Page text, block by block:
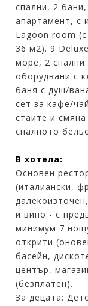
спални, 2
апартамент, с
Lagoon room
36 м2). 9
море, 2 спални
оборудвани с
баня с душ/
сет за кафе/
стаите и
спалното
В хотела:
Основен
(италиански,
и вино - с
минимум 7
открити
басейн,
център,
(безплатен).
За децата: